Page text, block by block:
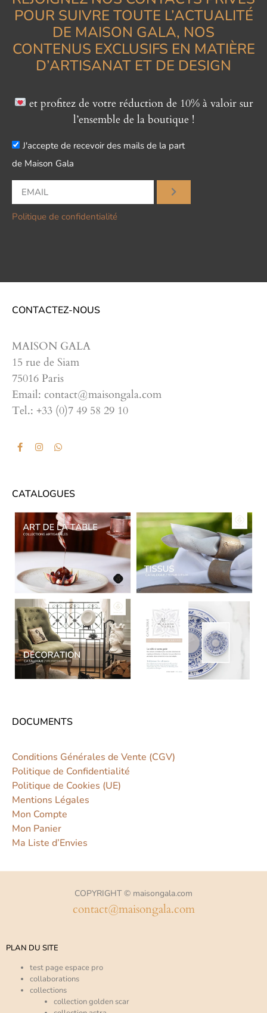
POUR SUIVRE TOUTE L’ACTUALITÉ
DE MAISON GALA, NOS
CONTENUS EXCLUSIFS EN MATIÈRE
D’ARTISANAT ET DE DESIGN
et profitez de votre réduction de 10% à valoir sur
l’ensemble de la boutique !
J'accepte de recevoir des mails de la part
de Maison Gala
Politique de confidentialité
CONTACTEZ-NOUS
MAISON GALA
15 rue de Siam
75016 Paris
Email: contact@maisongala.com
Tel.: +33 (0)7 49 58 29 10
CATALOGUES
DOCUMENTS
Conditions Générales de Vente (CGV)
Politique de Confidentialité
Politique de Cookies (UE)
Mentions Légales
Mon Compte
Mon Panier
Ma Liste d’Envies
COPYRIGHT © maisongala.com
contact@maisongala.com
PLAN DU SITE
test page espace pro
collaborations
collections
collection golden scar